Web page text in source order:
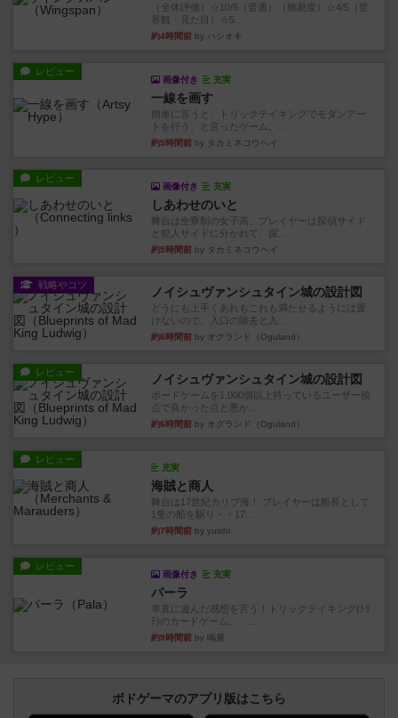
（全体評価）☆10/6（普通）（難易度）☆4/5（世
界観・見た目）☆5...
約4時間前 by ハシオキ
レビュー
画像付き 充実
一線を画す
簡単に言うと、トリックテイキングでモダンアー
トを行う、と言ったゲーム。...
約5時間前 by タカミネコウヘイ
レビュー
画像付き 充実
しあわせのいと
舞台は全寮制の女子高。プレイヤーは探偵サイド
と犯人サイドに分かれて、探...
約5時間前 by タカミネコウヘイ
戦略やコツ ノイシュヴァンシュタイン城の設計図
どうにも上手くあれもこれも満たせるようには置
けないので、入口の除去と入...
約6時間前 by オグランド（Oguland）
レビュー ノイシュヴァンシュタイン城の設計図
ボードゲームを1,000個以上持っているユーザー視
点で良かった点と悪か...
約6時間前 by オグランド（Oguland）
レビュー
充実
海賊と商人
舞台は17世紀カリブ海！ プレイヤーは船長として
1隻の船を駆り・・17...
約7時間前 by yuishi
レビュー
画像付き 充実
パーラ
率直に遊んだ感想を言う！トリックテイキング(ﾄﾘ
ﾃ)のカードゲーム。 ...
約9時間前 by 鳴屋
ボドゲーマのアプリ版はこちら